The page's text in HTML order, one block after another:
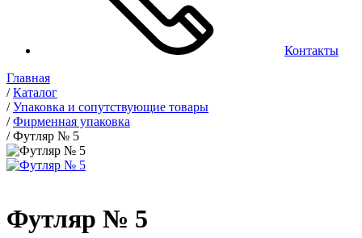
Контакты
Главная
/Каталог
/Упаковка и сопутствующие товары
/Фирменная упаковка
/Футляр № 5
Футляр № 5